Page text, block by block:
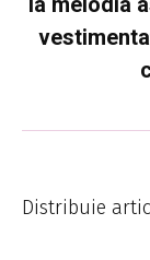
Distribuie